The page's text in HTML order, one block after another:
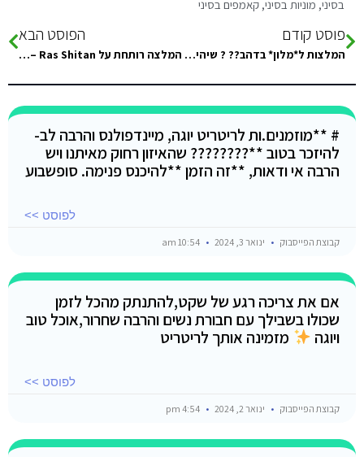
בסיני, מוניות בסיני, קאמפים בסיני
פוסט קודם
המלצות ל*מלון* בדהב?? ? שיהיה זול ועל רמה
הפוסט הבא
המלצה רותחת על Adam Camp – Ras Shitan! הגענו 8 אנשים לסופ"ש ארוך. התקבלנו בחום וחיוכים, סמי בעל המקום הוא פשוט…
# **מוזמנים.ות לריטריט יוגה, מיינדפולנס והרבה לב-
להיזכר בטוב **???????? שהאיזון רחוק מאיתנו ויש
הרבה אי ודאות, **זה הזמן **להיכנס פנימה. סופשבוע
לפוסט >>
קבוצת הפייסבוק ינואר 3, 2024
אם את צריכה רגע של שקט,להתנתק מהכל לזמן
שכולו בשבילך עם חבורת נשים והרבה שחרור,אוכל טוב
ויוגה
מזמינה אותך לריטריט
לפוסט >>
קבוצת הפייסבוק ינואר 2, 2024